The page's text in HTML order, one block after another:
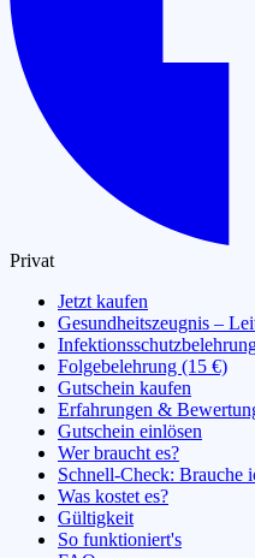
Privat
Jetzt kaufen
Gesundheitszeugnis –
Folgebelehrung (15 €)
Gutschein kaufen
Erfahrungen &
Gutschein einlösen
Wer braucht es?
Schnell-Check: Brauche
Was kostet es?
Gültigkeit
So funktioniert's